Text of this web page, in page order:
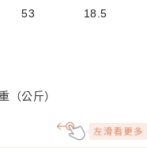
53 18.5
（公斤）